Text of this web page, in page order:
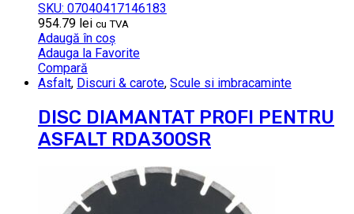
SKU: 07040417146183
954.79 lei cu TVA
Adaugă în coș
Adauga la Favorite
Compară
Asfalt, Discuri & carote, Scule si imbracaminte
DISC DIAMANTAT PROFI PENTRU
ASFALT RDA300SR